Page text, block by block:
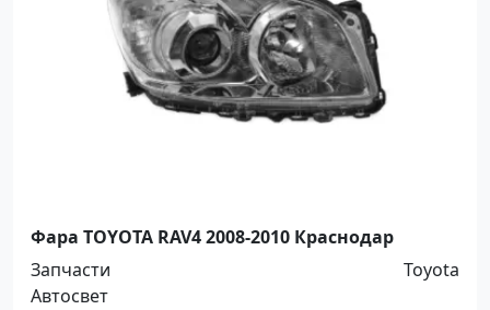
Фара TOYOTA RAV4 2008-2010 Краснодар
Запчасти
Toyota
Автосвет